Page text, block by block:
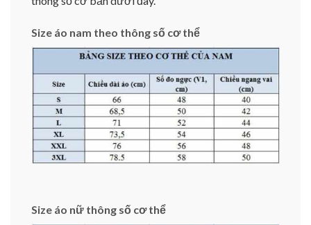
Size áo nam theo thông số cơ thể
Size áo nữ thông số cơ thể